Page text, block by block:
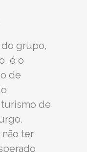
grupo,
é o
de
de
ter